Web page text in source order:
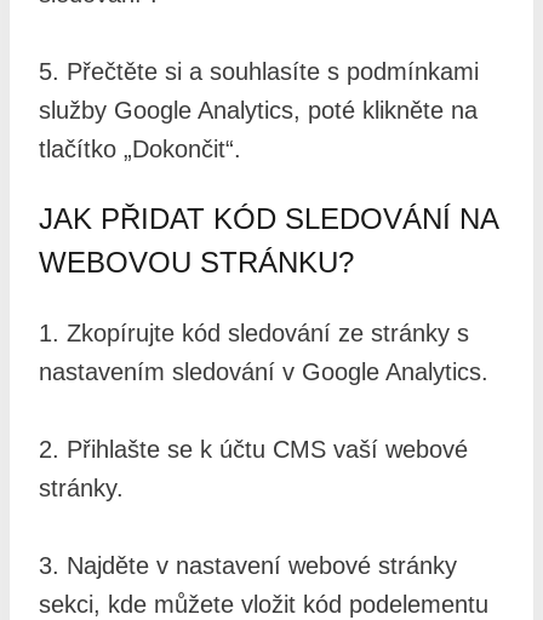
5. Přečtěte si a souhlasíte s podmínkami
služby Google Analytics, poté klikněte na
tlačítko „Dokončit“.
JAK PŘIDAT KÓD SLEDOVÁNÍ NA
WEBOVOU STRÁNKU?
1. Zkopírujte kód sledování ze stránky s
nastavením sledování v Google Analytics.
2. Přihlašte se k účtu CMS vaší webové
stránky.
3. Najděte v nastavení webové stránky
sekci, kde můžete vložit kód podelementu